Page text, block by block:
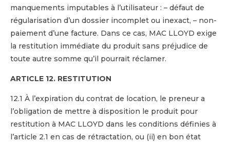
manquements imputables à l’utilisateur : – défaut de
régularisation d’un dossier incomplet ou inexact, – non-
paiement d’une facture. Dans ce cas, MAC LLOYD exige
la restitution immédiate du produit sans préjudice de
toute autre somme qu’il pourrait réclamer.
ARTICLE 12. RESTITUTION
12.1 À l’expiration du contrat de location, le preneur a
l’obligation de mettre à disposition le produit pour
restitution à MAC LLOYD dans les conditions définies à
l’article 2.1 en cas de rétractation, ou (ii) en bon état